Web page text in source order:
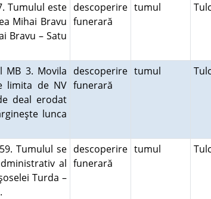
Tumulul este
Mihai Bravu
Bravu – Satu
descoperire
funerară
tumul
MB 3. Movila
limita de NV
deal erodat
lunca
descoperire
funerară
tumul
Tumulul se
al
Turda –
descoperire
funerară
tumul